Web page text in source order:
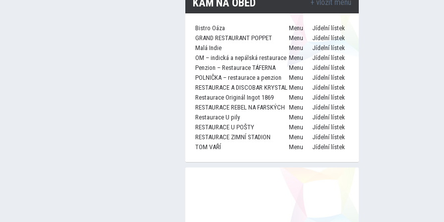
+ vložit menu
Bistro Oáza Menu
Jídelní lístek
GRAND RESTAURANT POPPET
Menu
Jídelní lístek
Malá Indie
Menu
Jídelní lístek
OM – indická a nepálská restaurace Menu
Jídelní lístek
Penzion – Restaurace TÁFERNA
Menu
Jídelní lístek
POLNIČKA – restaurace a penzion
Menu
Jídelní lístek
RESTAURACE A DISCOBAR KRYSTAL Menu
Jídelní lístek
Restaurace Originál Ingot 1869
Menu
Jídelní lístek
RESTAURACE REBEL NA FARSKÝCH Menu
Jídelní lístek
Restaurace U pily
Menu
Jídelní lístek
RESTAURACE U POŠTY
Menu
Jídelní lístek
RESTAURACE ZIMNÍ STADION
Menu
Jídelní lístek
TOM VAŘÍ
Menu Jídelní lístek